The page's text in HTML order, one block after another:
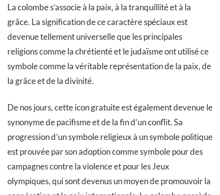
La colombe s’associe à la paix, à la tranquillité et à la
grâce. La signification de ce caractère spéciaux est
devenue tellement universelle que les principales
religions comme la chrétienté et le judaïsme ont utilisé ce
symbole comme la véritable représentation de la paix, de
la grâce et de la divinité.
De nos jours, cette icon gratuite est également devenue le
synonyme de pacifisme et de la fin d’un conflit. Sa
progression d’un symbole religieux à un symbole politique
est prouvée par son adoption comme symbole pour des
campagnes contre la violence et pour les Jeux
olympiques, qui sont devenus un moyen de promouvoir la